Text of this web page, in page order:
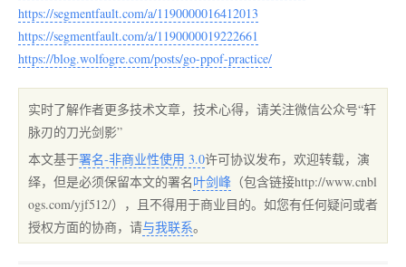
https://segmentfault.com/a/1190000016412013
https://segmentfault.com/a/1190000019222661
https://blog.wolfogre.com/posts/go-ppof-practice/
实时了解作者更多技术文章，技术心得，请关注微信公众号“轩
脉刃的刀光剑影”
本文基于署名-非商业性使用 3.0许可协议发布，欢迎转载，演
绎，但是必须保留本文的署名叶剑峰 （包含链接http://www.cnbl
ogs.com/yjf512/），且不得用于商业目的。如您有任何疑问或者
授权方面的协商，请与我联系。